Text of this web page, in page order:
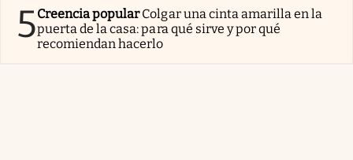
5Creencia popularColgar una cinta amarilla en la
puerta de la casa: para qué sirve y por qué
recomiendan hacerlo